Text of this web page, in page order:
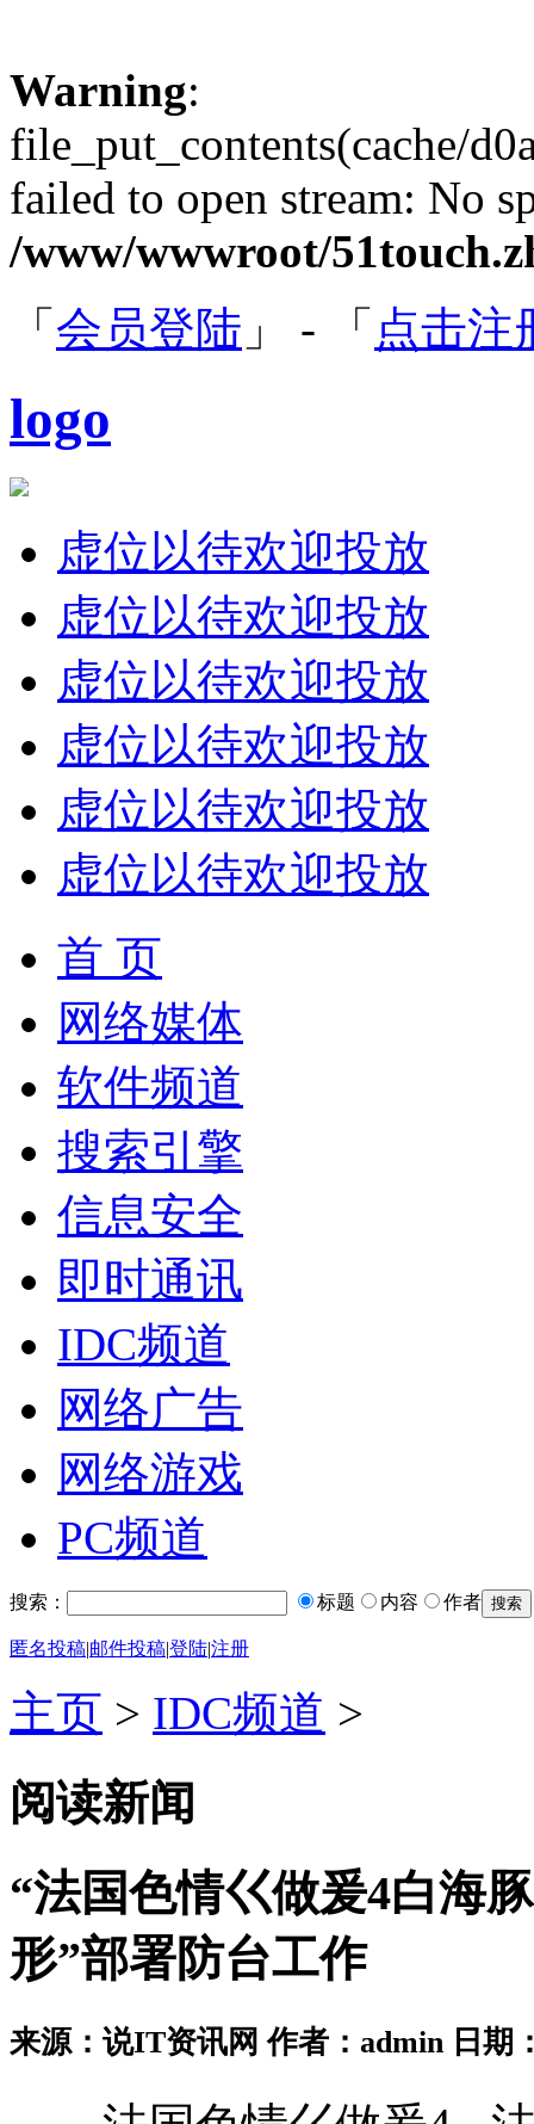
Warning:
file_put_contents(cache/
failed to open stream: No
/www/wwwroot/
「 会员登陆 」 - 「 点击注
logo
虚位以待欢迎投放
虚位以待欢迎投放
虚位以待欢迎投放
虚位以待欢迎投放
虚位以待欢迎投放
虚位以待欢迎投放
首 页
网络媒体
软件频道
搜索引擎
信息安全
即时通讯
IDC频道
网络广告
网络游戏
PC频道
搜索： 标题 内容 作者
匿名投稿|邮件投稿|登陆|注册
主页 > IDC频道 >
阅读新闻
“法国色情巜做爰4白海
形”部署防台工作
来源：说IT资讯网 作者：admin 日期